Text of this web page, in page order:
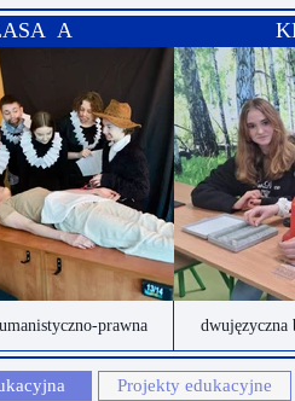
A
dwujęzyczna
prawna
Projekty edukacyjne